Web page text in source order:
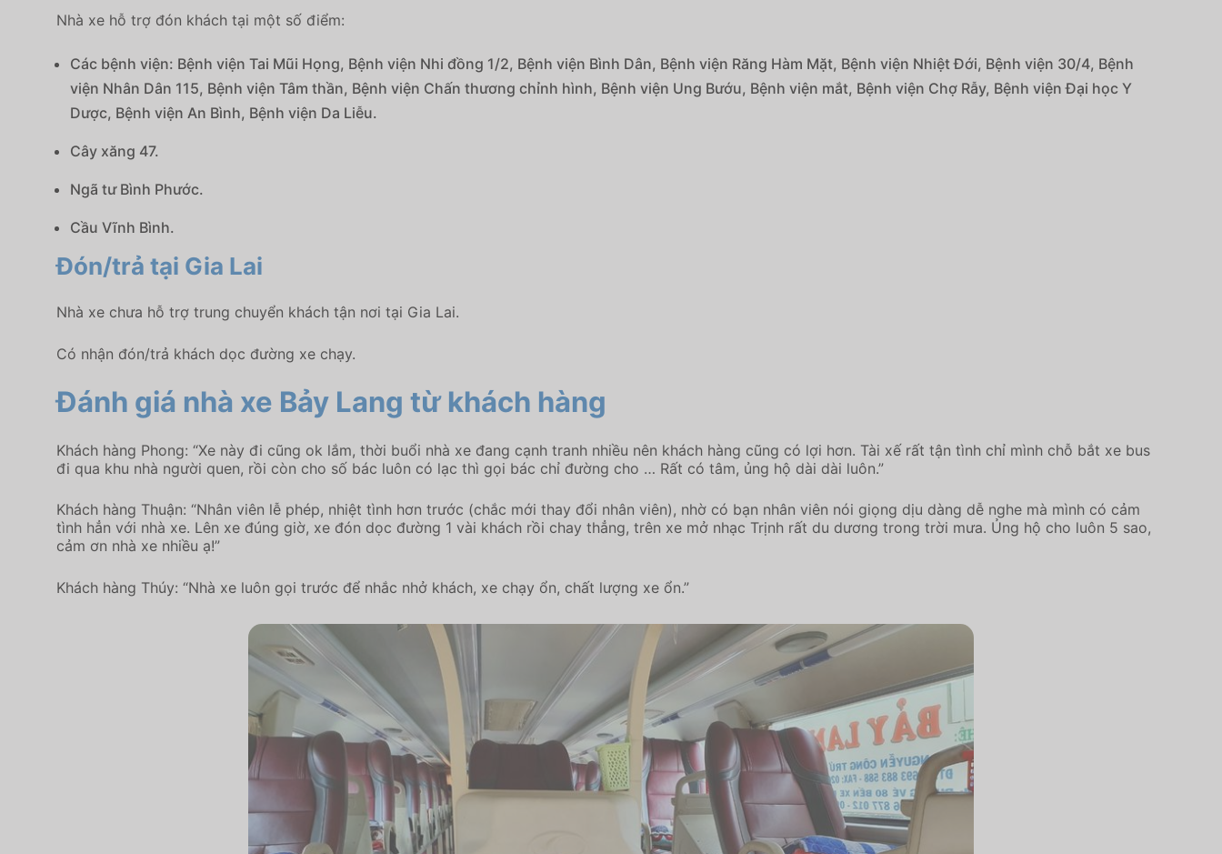
Nhà xe hỗ trợ đón khách tại một số điểm:
Các bệnh viện: Bệnh viện Tai Mũi Họng, Bệnh viện Nhi đồng 1/2, Bệnh viện Bình Dân, Bệnh viện Răng Hàm Mặt, Bệnh viện Nhiệt Đới, Bệnh viện 30/4, Bệnh
viện Nhân Dân 115, Bệnh viện Tâm thần, Bệnh viện Chấn thương chỉnh hình, Bệnh viện Ung Bướu, Bệnh viện mắt, Bệnh viện Chợ Rẫy, Bệnh viện Đại học Y
Dược, Bệnh viện An Bình, Bệnh viện Da Liễu.
Cây xăng 47.
Ngã tư Bình Phước.
Cầu Vĩnh Bình.
Đón/trả tại Gia Lai
Nhà xe chưa hỗ trợ trung chuyển khách tận nơi tại Gia Lai.
Có nhận đón/trả khách dọc đường xe chạy.
Đánh giá nhà xe Bảy Lang từ khách hàng
Khách hàng Phong: “Xe này đi cũng ok lắm, thời buổi nhà xe đang cạnh tranh nhiều nên khách hàng cũng có lợi hơn. Tài xế rất tận tình chỉ mình chỗ bắt xe bus
đi qua khu nhà người quen, rồi còn cho số bác luôn có lạc thì gọi bác chỉ đường cho … Rất có tâm, ủng hộ dài dài luôn.”
Khách hàng Thuận: “Nhân viên lễ phép, nhiệt tình hơn trước (chắc mới thay đổi nhân viên), nhờ có bạn nhân viên nói giọng dịu dàng dễ nghe mà mình có cảm
tình hẳn với nhà xe. Lên xe đúng giờ, xe đón dọc đường 1 vài khách rồi chay thẳng, trên xe mở nhạc Trịnh rất du dương trong trời mưa. Ủng hộ cho luôn 5 sao,
cảm ơn nhà xe nhiều ạ!”
Khách hàng Thúy: “Nhà xe luôn gọi trước để nhắc nhở khách, xe chạy ổn, chất lượng xe ổn.”